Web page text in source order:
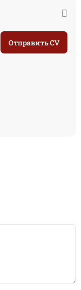
Отправить CV